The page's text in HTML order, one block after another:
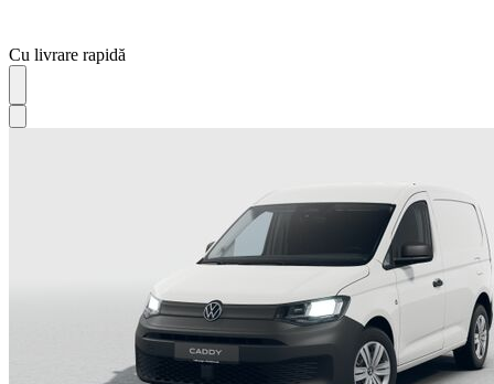
Cu livrare rapidă